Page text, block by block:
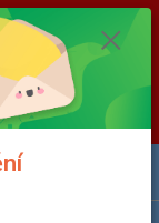
8. 2026 nebude z
a bude omezen
přijaté, nebo
v pátek 7. 8. 2026.
do neděle 23. 8.
2026. Děkujeme za